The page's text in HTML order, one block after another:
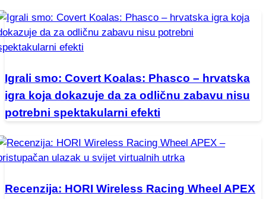
Igrali smo: Covert Koalas: Phasco – hrvatska
igra koja dokazuje da za odličnu zabavu nisu
potrebni spektakularni efekti
Recenzija: HORI Wireless Racing Wheel APEX